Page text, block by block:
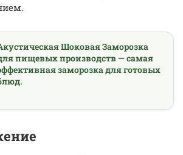
Шоковая Заморозка
пищевых производств — самая
заморозка для готовых